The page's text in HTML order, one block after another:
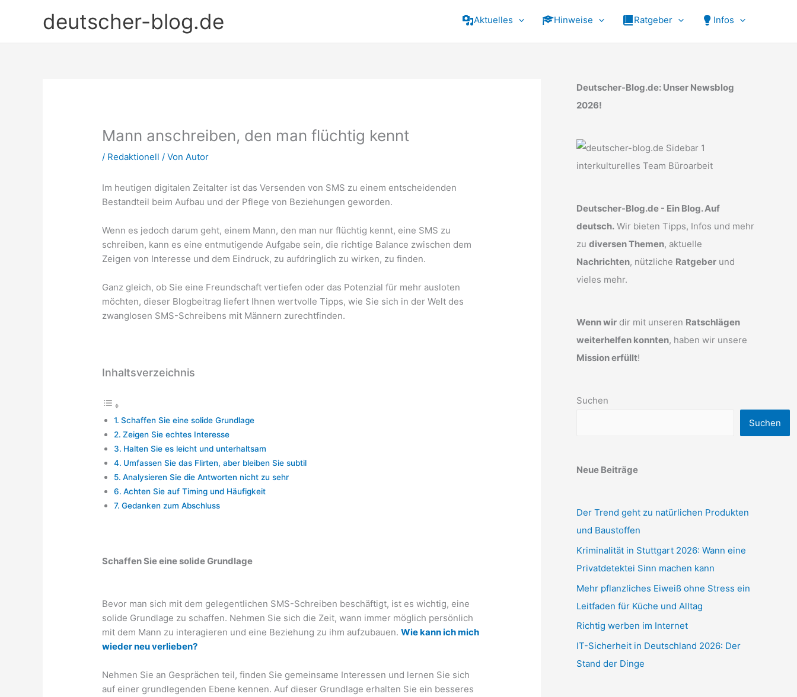
deutscher-blog.de Aktuelles Hinweise Ratgeber Infos
Mann anschreiben, den man flüchtig kennt
/ Redaktionell / VonAutor
Im heutigen digitalen Zeitalter ist das Versenden von SMS zu einem entscheidenden
Bestandteil beim Aufbau und der Pflege von Beziehungen geworden.
Wenn es jedoch darum geht, einem Mann, den man nur flüchtig kennt, eine SMS zu
schreiben, kann es eine entmutigende Aufgabe sein, die richtige Balance zwischen dem
Zeigen von Interesse und dem Eindruck, zu aufdringlich zu wirken, zu finden.
Ganz gleich, ob Sie eine Freundschaft vertiefen oder das Potenzial für mehr ausloten
möchten, dieser Blogbeitrag liefert Ihnen wertvolle Tipps, wie Sie sich in der Welt des
zwanglosen SMS-Schreibens mit Männern zurechtfinden.
Inhaltsverzeichnis
Schaffen Sie eine solide Grundlage
Zeigen Sie echtes Interesse
Halten Sie es leicht und unterhaltsam
Umfassen Sie das Flirten, aber bleiben Sie subtil
Analysieren Sie die Antworten nicht zu sehr
Achten Sie auf Timing und Häufigkeit
Gedanken zum Abschluss
Schaffen Sie eine solide Grundlage
Bevor man sich mit dem gelegentlichen SMS-Schreiben beschäftigt, ist es wichtig, eine
solide Grundlage zu schaffen. Nehmen Sie sich die Zeit, wann immer möglich persönlich
mit dem Mann zu interagieren und eine Beziehung zu ihm aufzubauen.Wie kann ich mich
wieder neu verlieben?
Nehmen Sie an Gesprächen teil, finden Sie gemeinsame Interessen und lernen Sie sich
auf einer grundlegenden Ebene kennen. Auf dieser Grundlage erhalten Sie ein besseres
Deutscher-Blog.de: Unser Newsblog
2026!
Deutscher-Blog.de - Ein Blog. Auf
deutsch. Wir bieten Tipps, Infos und mehr
zu diversen Themen, aktuelle
Nachrichten, nützliche Ratgeber und
vieles mehr.
Wenn wir dir mit unseren Ratschlägen
weiterhelfen konnten, haben wir unsere
Mission erfüllt!
Suchen
Suchen
Neue Beiträge
Der Trend geht zu natürlichen Produkten
und Baustoffen
Kriminalität in Stuttgart 2026: Wann eine
Privatdetektei Sinn machen kann
Mehr pflanzliches Eiweiß ohne Stress ein
Leitfaden für Küche und Alltag
Richtig werben im Internet
IT-Sicherheit in Deutschland 2026: Der
Stand der Dinge